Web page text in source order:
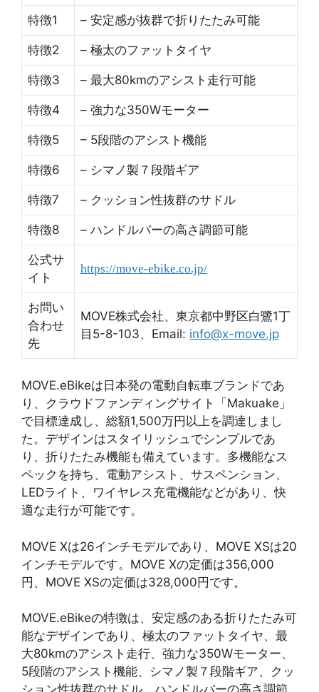
特徴1 – 安定感が抜群で折りたたみ可能
特徴2 – 極太のファットタイヤ
特徴3 – 最大80kmのアシスト走行可能
特徴4 – 強力な350Wモーター
特徴5 – 5段階のアシスト機能
特徴6 – シマノ製７段階ギア
特徴7 – クッション性抜群のサドル
特徴8 – ハンドルバーの高さ調節可能
公式サ
イト
https://move-ebike.co.jp/
お問い
合わせ
先
MOVE株式会社、東京都中野区白鷺1丁
目5-8-103、Email: info@x-move.jp
MOVE.eBikeは日本発の電動自転車ブランドであ
り、クラウドファンディングサイト「Makuake」
で目標達成し、総額1,500万円以上を調達しまし
た。デザインはスタイリッシュでシンプルであ
り、折りたたみ機能も備えています。多機能なス
ペックを持ち、電動アシスト、サスペンション、
LEDライト、ワイヤレス充電機能などがあり、快
適な走行が可能です。
MOVE Xは26インチモデルであり、MOVE XSは20
インチモデルです。MOVE Xの定価は356,000
円、MOVE XSの定価は328,000円です。
MOVE.eBikeの特徴は、安定感のある折りたたみ可
能なデザインであり、極太のファットタイヤ、最
大80kmのアシスト走行、強力な350Wモーター、
5段階のアシスト機能、シマノ製７段階ギア、クッ
ション性抜群のサドル、ハンドルバーの高さ調節